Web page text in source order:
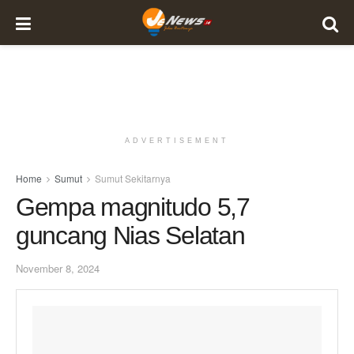
ADVERTISEMENT
Home Sumut Sumut Sekitarnya
Gempa magnitudo 5,7
guncang Nias Selatan
November 8, 2024